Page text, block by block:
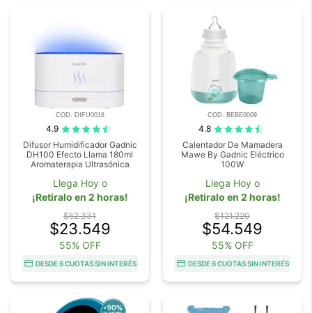
COD. DIFU0018
4.9
Difusor Humidificador Gadnic
DH100 Efecto Llama 180ml
Aromaterapia Ultrasónica
Llega Hoy o
¡Retiralo en 2 horas!
$52.331
$23.549
55% OFF
DESDE 6 CUOTAS SIN INTERÉS
COD. BEBE0009
4.8
Calentador De Mamadera
Mawe By Gadnic Eléctrico
100W
Llega Hoy o
¡Retiralo en 2 horas!
$121.220
$54.549
55% OFF
DESDE 6 CUOTAS SIN INTERÉS